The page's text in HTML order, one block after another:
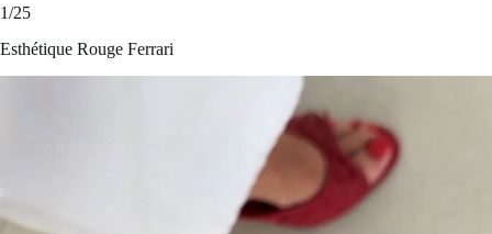
1/25
Esthétique Rouge Ferrari